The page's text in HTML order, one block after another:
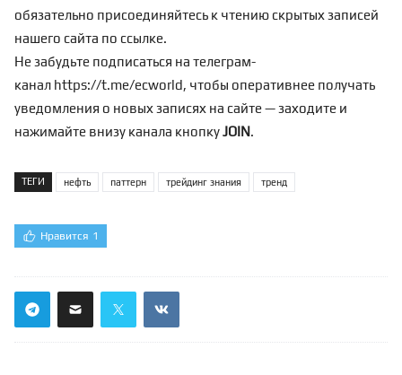
обязательно присоединяйтесь к чтению скрытых записей
нашего сайта по ссылке.
Не забудьте подписаться на телеграм-
канал https://t.me/ecworld, чтобы оперативнее получать
уведомления о новых записях на сайте — заходите и
нажимайте внизу канала кнопкуJOIN.
ТЕГИ нефть паттерн трейдинг знания тренд
Нравится 1